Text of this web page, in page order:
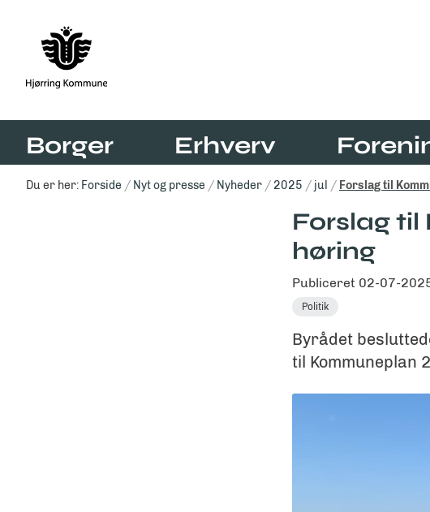
Borger Erhverv
Du er her: Forside Nyt og presse Nyheder 2025 jul Forslag til
Forslag til
høring
Publiceret 02-07-
Politik
Byrådet
til Kommuneplan